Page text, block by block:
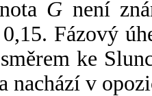
G není
Fázový
ke
nachází v